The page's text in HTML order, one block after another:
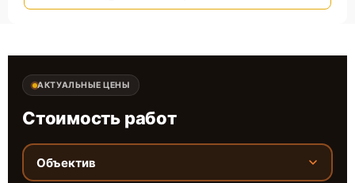
АКТУАЛЬНЫЕ ЦЕНЫ
Стоимость работ
Объектив